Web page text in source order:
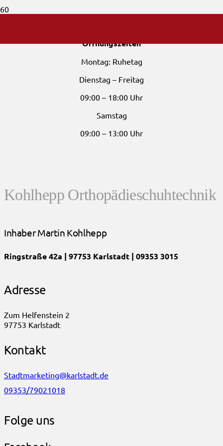
Öffnungszeiten
Montag: Ruhetag
Dienstag – Freitag
09:00 – 18:00 Uhr
Samstag
09:00 – 13:00 Uhr
Kohlhepp Orthopädieschuhtechnik
Inhaber Martin Kohlhepp
Ringstraße 42a | 97753 Karlstadt | 09353 3015
Adresse
Zum Helfenstein 2
97753 Karlstadt
Kontakt
Stadtmarketing@karlstadt.de
09353/79021018
Folge uns